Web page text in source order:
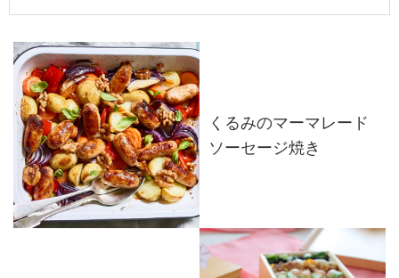
くるみのマーマレード
ソーセージ焼き